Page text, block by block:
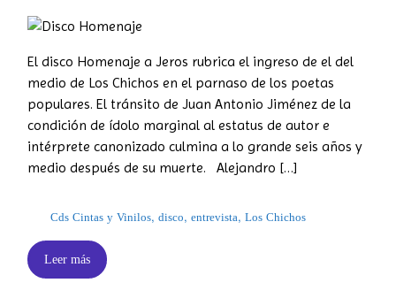
El disco Homenaje a Jeros rubrica el ingreso de el del
medio de Los Chichos en el parnaso de los poetas
populares. El tránsito de Juan Antonio Jiménez de la
condición de ídolo marginal al estatus de autor e
intérprete canonizado culmina a lo grande seis años y
medio después de su muerte. Alejandro […]
Cds Cintas y Vinilos, disco, entrevista, Los Chichos
Leer más